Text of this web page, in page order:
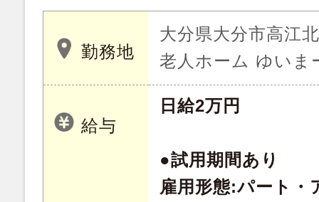
勤務地
大分県大分市高江
老人ホーム ゆいま
給与
日給2万円
●試用期間あり
雇用形態:パート・